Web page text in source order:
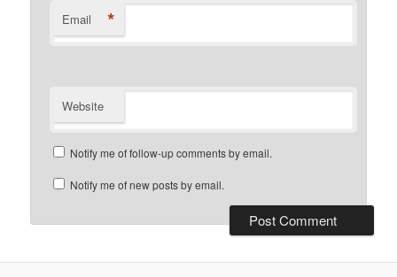
Email *
Website
Notify me of follow-up comments by email.
Notify me of new posts by email.